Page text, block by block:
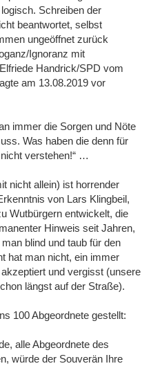
Schreiben der
beantwortet, selbst
ungeöffnet zurück
Ignoranz mit
Handrick/SPD vom
am 13.08.2019 vor
im­mer die Sor­gen und Nöte
Was ha­ben die denn für
ver­ste­hen!“ …
nicht allein) ist horrender
von Lars Klingbeil,
Wutbürgern entwickelt, die
Hinweis seit Jahren,
blind und taub für den
hat man nicht, ein immer
und vergisst (unsere
längst auf der Straße).
100 Abgeordnete gestellt:
alle Abgeordnete des
würde der Souverän Ihre